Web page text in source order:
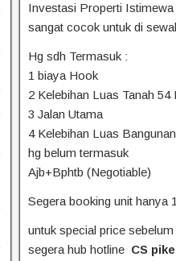
Investasi Properti
sangat cocok untuk di
Hg sdh Termasuk :
1 biaya Hook
2 Kelebihan Luas Tanah 54
3 Jalan Utama
4 Kelebihan Luas Bangunan
hg belum termasuk
Ajb+Bphtb (Negotiable)
Segera booking unit hanya
untuk special price
segera hub hotline CS